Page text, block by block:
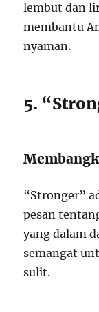
lembut dan
membantu
nyaman.
5.
“Stronger”
pesan
yang dalam
semangat
sulit.